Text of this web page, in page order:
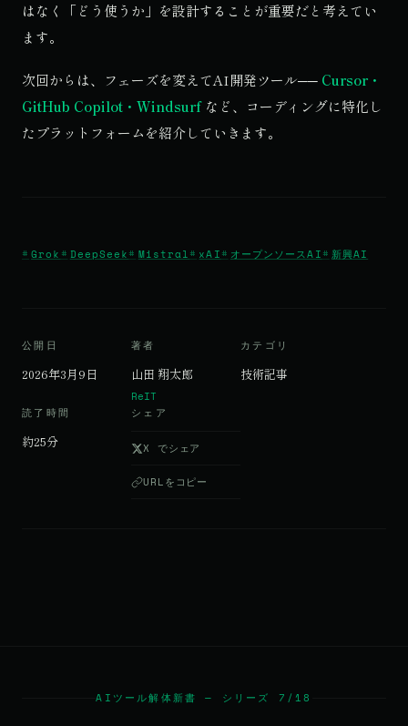
はなく「どう使うか」を設計することが重要だと考えてい
ます。
次回からは、フェーズを変えてAI開発ツール── Cursor・
GitHub Copilot・Windsurfなど、コーディングに特化し
たプラットフォームを紹介していきます。
Grok DeepSeek Mistral xAI オープンソースAI 新興AI
公開日
2026年3月9日
著者
山田 翔太郎
ReIT
カテゴリ
技術記事
読了時間
約25分
シェア
X でシェア
URLをコピー
AIツール解体新書 — シリーズ 7/18